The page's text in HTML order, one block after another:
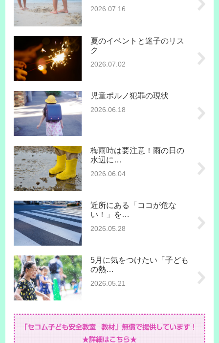
2026.07.16
夏のイベントと迷子のリス
ク
2026.07.02
児童ポルノ犯罪の現状
2026.06.18
梅雨時は要注意！雨の日の
水辺に…
2026.06.04
近所にある「ココが危な
い！」を…
2026.05.28
5月に気をつけたい「子ども
の熱…
2026.05.21